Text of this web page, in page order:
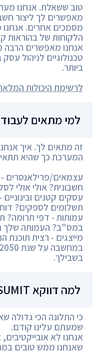
טוב ששאלת. אנחנו
מאפשרים לך ליצור
מסמכים אחרים.
הלקוחות של בהוראות
אנחנו מאפשרים הרבה
טכנולוגיים לניהול
ביותר.
לרשימת היכולות
למי מתאים
זה מתאים לך. איך
המערכת כך שהיא
עצמאים/פרילאנסרים
חשבונית? אולי אולי
עסקים קטנים
תשלומים לספקים?
עמותות - דפי תרומה?
במס"ב? העמותה שלך
מייצגים - רצית תוכנת
בשבילך.
למה דווקא SUMIT?
כי התלונה הכי גדולה
שמעתם עלינו קודם.
אנחנו לא
שאנחנו ממש טובים